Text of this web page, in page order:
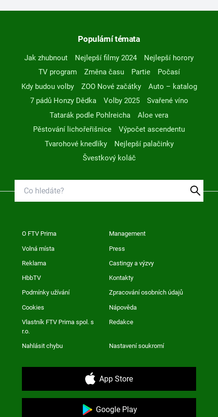
Populární témata
Jak zhubnout Nejlepší filmy 2024
Nejlepší horory
TV program
Změna času Partie
Počasí
Kdy budou volby
ZOO Nové začátky
Auto – katalog
7 pádů Honzy Dědka
Volby 2025
Svařené víno
Tatarák podle Pohlreicha
Aloe vera
Pěstování lichořeřišnice
Výpočet ascendentu
Tvarohové knedlíky
Nejlepší palačinky
Švestkový koláč
O FTV Prima Management
Volná místa Press
Reklama Castingy a výzvy
HbbTV Kontakty
Podmínky užívání Zpracování osobních údajů
Cookies Nápověda
Vlastník FTV Prima spol. s
r.o.
Redakce
Nahlásit chybu Nastavení soukromí
App Store
Google Play